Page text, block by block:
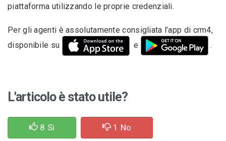
piattaforma utilizzando le proprie credenziali.
Per gli agenti è assolutamente consigliata l’app di crm4,
disponibile su
e .
L'articolo è stato utile?
8 Si 1 No